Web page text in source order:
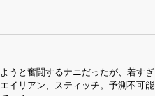
うと奮闘するナニだったが、若すぎ
イリアン、スティッチ。予測不可能